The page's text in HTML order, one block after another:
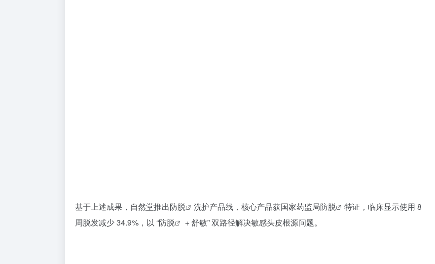
基于上述成果，自然堂推出防脱 洗护产品线，核心产品获国家药监局防脱
特证，临床显示使用 8
周脱发减少 34.9%，以 “防脱 + 舒敏” 双路径解决敏感头皮根源问题。